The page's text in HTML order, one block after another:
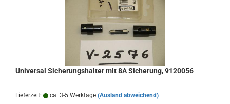
Universal Sicherungshalter mit 8A Sicherung, 9120056
Lieferzeit: ca. 3-5 Werktage (Ausland abweichend)